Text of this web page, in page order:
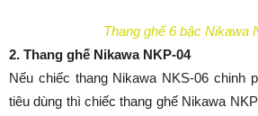
Thang ghế 6 bậc Nikawa
2. Thang ghế Nikawa NKP-04
Nếu chiếc thang Nikawa NKS-06 chinh
tiêu dùng thì chiếc thang ghế Nikawa